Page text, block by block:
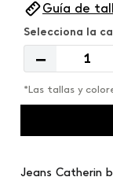
Guía de
－
*Las tallas y
Jeans Catherin